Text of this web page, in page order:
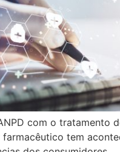
com o tratamento
farmacêutico tem